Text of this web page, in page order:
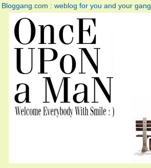
Bloggang.com : weblog for you and your gang